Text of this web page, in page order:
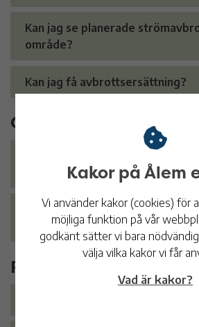
Kan jag se planerade
område?
Kan jag få avbrottsersättning?
Gatubelysning
gatubelysning?
Hur lång tid tar det innan trasig
gatubelysning åtgärdas?
Rättigheter
Kakor på Ålem
Vi använder kakor (cookies) för
möjliga funktion på vår
godkänt sätter vi bara
välja vilka kakor vi får
Vad är kakor?